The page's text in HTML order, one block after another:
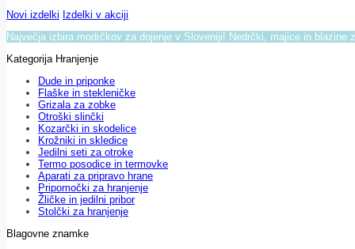
Novi izdelki Izdelki v akciji
Največja izbira modrčkov za dojenje v Sloveniji! Nedrčki, majice in blazine
Kategorija Hranjenje
Dude in priponke
Flaške in stekleničke
Grizala za zobke
Otroški slinčki
Kozarčki in skodelice
Krožniki in skledice
Jedilni seti za otroke
Termo posodice in termovke
Aparati za pripravo hrane
Pripomočki za hranjenje
Žličke in jedilni pribor
Stolčki za hranjenje
Blagovne znamke